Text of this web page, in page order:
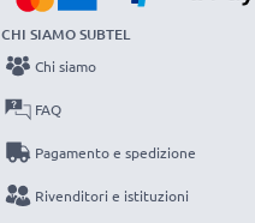
CHI SIAMO SUBTEL
Chi siamo
FAQ
Pagamento e spedizione
Rivenditori e istituzioni